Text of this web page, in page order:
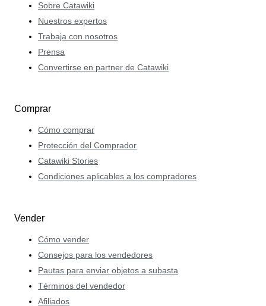
Sobre Catawiki
Nuestros expertos
Trabaja con nosotros
Prensa
Convertirse en partner de Catawiki
Comprar
Cómo comprar
Protección del Comprador
Catawiki Stories
Condiciones aplicables a los compradores
Vender
Cómo vender
Consejos para los vendedores
Pautas para enviar objetos a subasta
Términos del vendedor
Afiliados